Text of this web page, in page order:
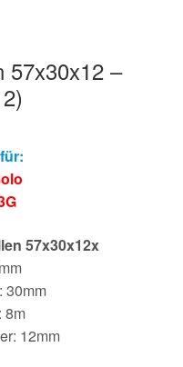
57x30x12 –
57x30x12x
30mm
8m
12mm